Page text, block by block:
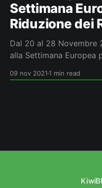
Settimana
Riduzione dei
Dal 20 al 28 Novembre
alla Settimana Europea
che vogliono innovare
09 nov 20211 min read